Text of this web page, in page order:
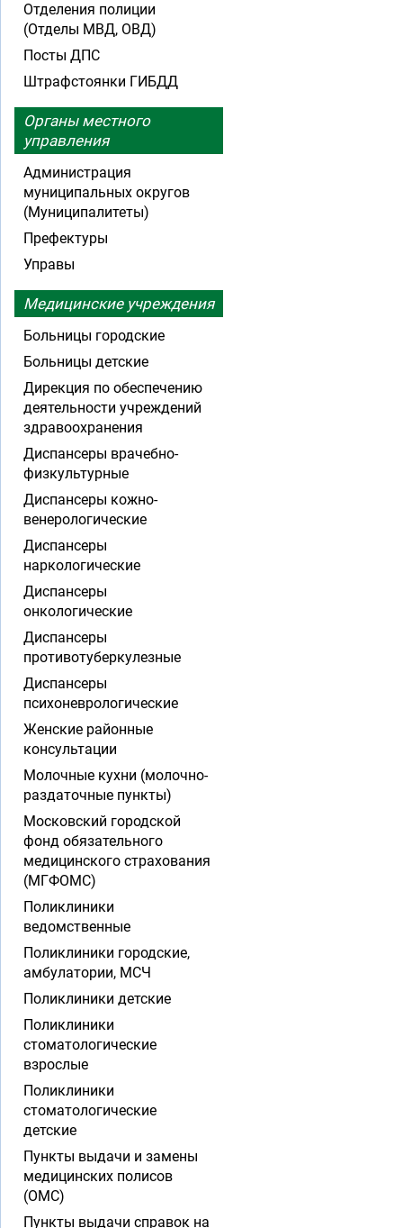
Отделения полиции
(Отделы МВД, ОВД)
Посты ДПС
Штрафстоянки ГИБДД
Органы местного
управления
Администрация
муниципальных округов
(Муниципалитеты)
Префектуры
Управы
Медицинские учреждения
Больницы городские
Больницы детские
Дирекция по обеспечению
деятельности учреждений
здравоохранения
Диспансеры врачебно-
физкультурные
Диспансеры кожно-
венерологические
Диспансеры
наркологические
Диспансеры
онкологические
Диспансеры
противотуберкулезные
Диспансеры
психоневрологические
Женские районные
консультации
Молочные кухни (молочно-
раздаточные пункты)
Московский городской
фонд обязательного
медицинского страхования
(МГФОМС)
Поликлиники
ведомственные
Поликлиники городские,
амбулатории, МСЧ
Поликлиники детские
Поликлиники
стоматологические
взрослые
Поликлиники
стоматологические
детские
Пункты выдачи и замены
медицинских полисов
(ОМС)
Пункты выдачи справок на